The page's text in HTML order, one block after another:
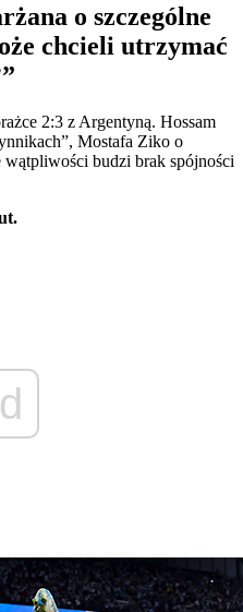
o szczególne
chcieli utrzymać
2:3 z Argentyną. Hossam
Mostafa Ziko o
budzi brak spójności